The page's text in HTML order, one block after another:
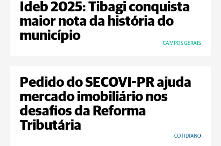
Ideb 2025: Tibagi conquista
maior nota da história do
município
CAMPOS GERAIS
Pedido do SECOVI-PR ajuda
mercado imobiliário nos
desafios da Reforma
Tributária
COTIDIANO